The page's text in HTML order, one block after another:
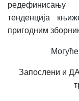
редефинисању
тенденција
пригодним
Запослени и